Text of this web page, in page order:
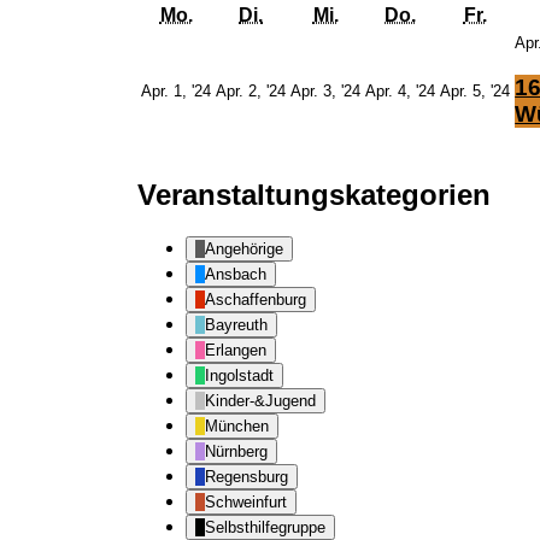
Mo. Montag
Di. Dienstag
Mi. Mittwoch
Do. Donnerstag
Fr.
Apr. 1, '241.Apr. 2, '242.Apr. 3, '243.Apr. 4, '244.Apr. 5, '245.
Veranstaltungskategorien
Angehörige
Ansbach
Aschaffenburg
Bayreuth
Erlangen
Ingolstadt
Kinder-&Jugend
München
Nürnberg
Regensburg
Schweinfurt
Selbsthilfegruppe